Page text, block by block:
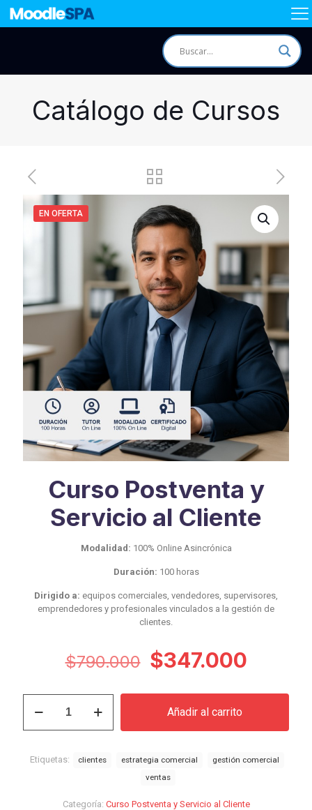
Catálogo de Cursos
EN OFERTA
Curso Postventa y
Servicio al Cliente
Modalidad: 100% Online Asincrónica
Duración: 100 horas
Dirigido a: equipos comerciales, vendedores, supervisores,
emprendedores y profesionales vinculados a la gestión de
clientes.
$790.000 El
original
era:
$347.000El
actual
Postventa
Cliente
Añadir al carrito
Categoría: Curso Postventa y Servicio al Cliente
Etiquetas: clientes estrategia comercial
gestión comercial
ventas